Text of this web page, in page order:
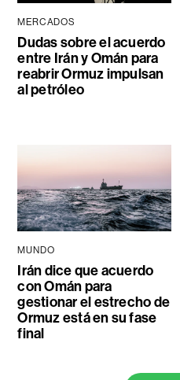
MERCADOS
Dudas sobre el acuerdo
entre Irán y Omán para
reabrir Ormuz impulsan
al petróleo
MUNDO
Irán dice que acuerdo
con Omán para
gestionar el estrecho de
Ormuz está en su fase
final